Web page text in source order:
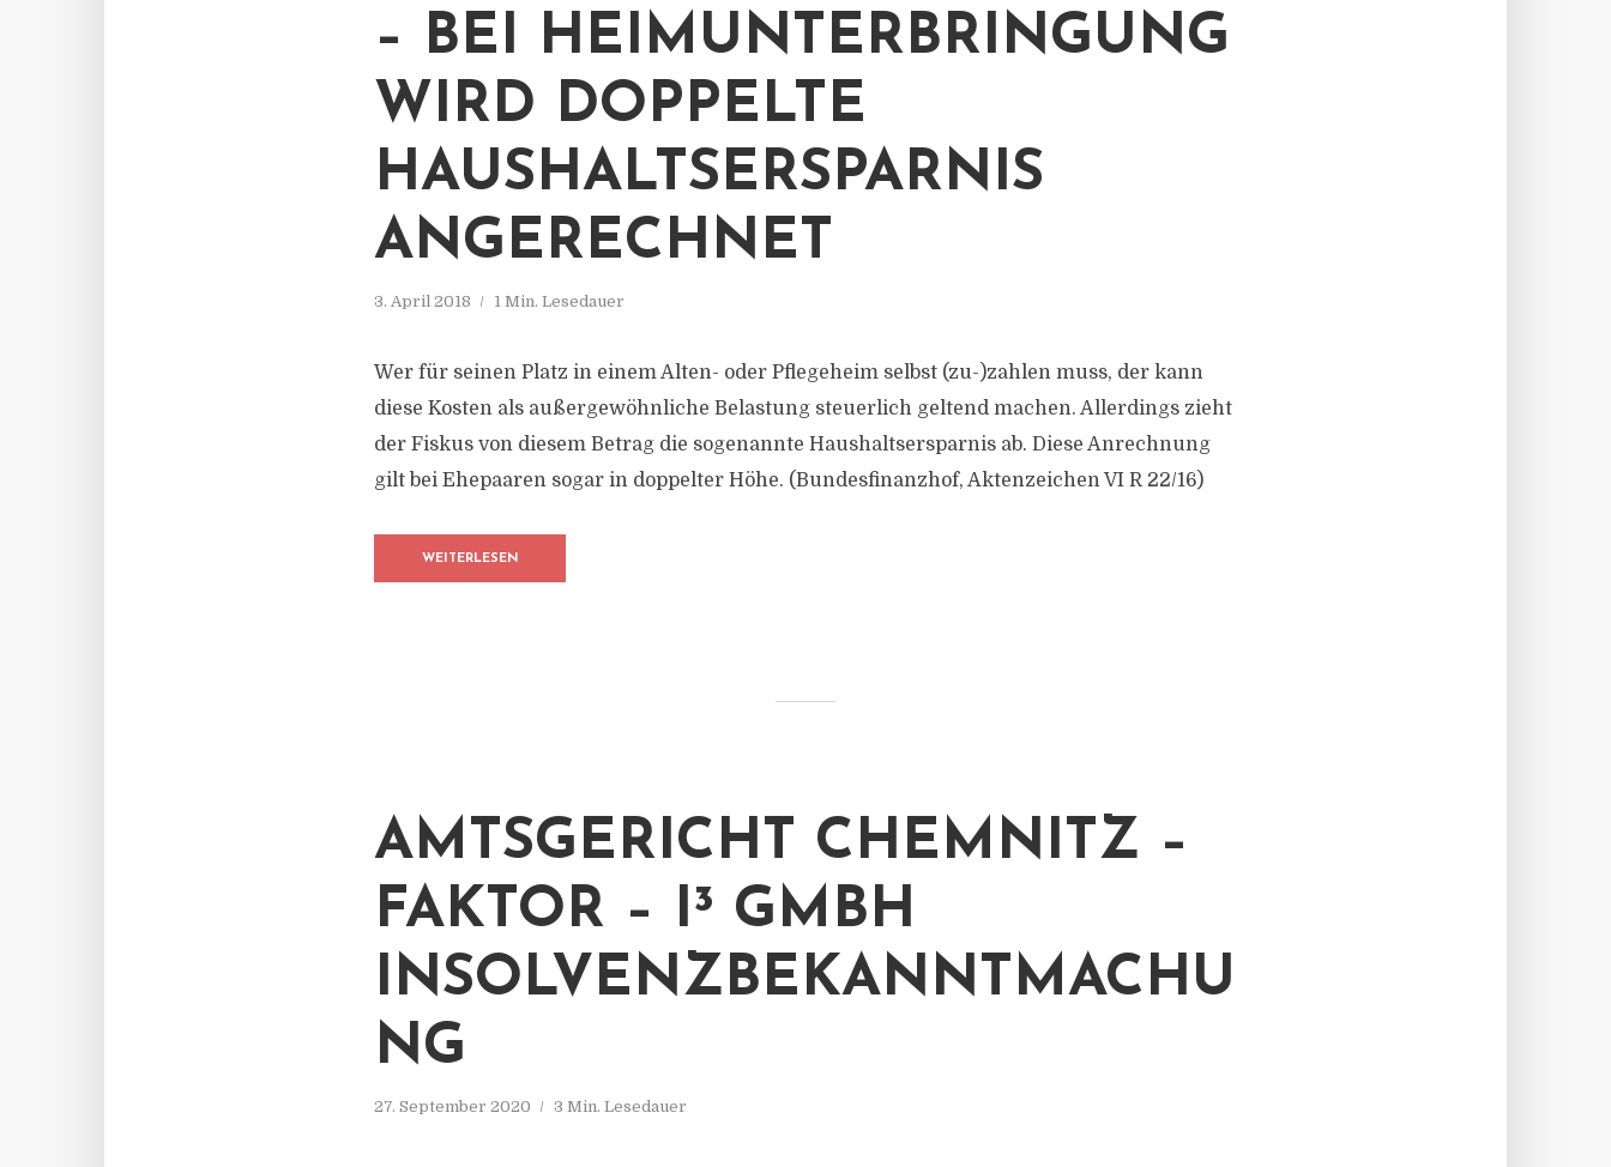
– BEI HEIMUNTERBRINGUNG
WIRD DOPPELTE
HAUSHALTSERSPARNIS
ANGERECHNET
3. April 2018 1 Min. Lesedauer
Wer für seinen Platz in einem Alten- oder Pflegeheim selbst (zu-)zahlen muss, der kann
diese Kosten als außergewöhnliche Belastung steuerlich geltend machen. Allerdings zieht
der Fiskus von diesem Betrag die sogenannte Haushaltsersparnis ab. Diese Anrechnung
gilt bei Ehepaaren sogar in doppelter Höhe. (Bundesfinanzhof, Aktenzeichen VI R 22/16)
WEITERLESEN
AMTSGERICHT CHEMNITZ –
FAKTOR – I³ GMBH
INSOLVENZBEKANNTMACHU
NG
27. September 2020 3 Min. Lesedauer